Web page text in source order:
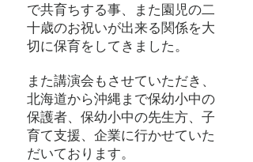
で共育ちする事、また園児の二
十歳のお祝いが出来る関係を大
切に保育をしてきました。
また講演会もさせていただき、
北海道から沖縄まで保幼小中の
保護者、保幼小中の先生方、子
育て支援、企業に行かせていた
だいております。